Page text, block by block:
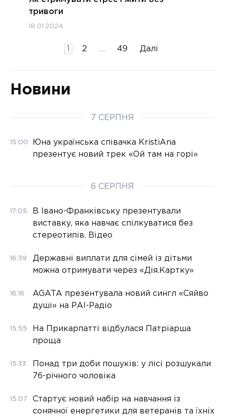
тривоги
18.01.2024
2 … 49 Далі
Новини
7 СЕРПНЯ
15:00
Юна українська співачка KristiAna
презентує новий трек «Ой там на горі»
6 СЕРПНЯ
17:05
В Івано-Франківську презентували
виставку, яка навчає спілкуватися без
стереотипів. Відео
16:39
Державні виплати для сімей із дітьми
можна отримувати через «Дія.Картку»
16:16
AGATA презентувала новий сингл «Сяйво
душі» на РАІ-Радіо
15:55
На Прикарпатті відбулася Патріарша
проща
15:33
Понад три доби пошуків: у лісі розшукали
76-річного чоловіка
15:07
Стартує новий набір на навчання із
сонячної енергетики для ветеранів та їхніх